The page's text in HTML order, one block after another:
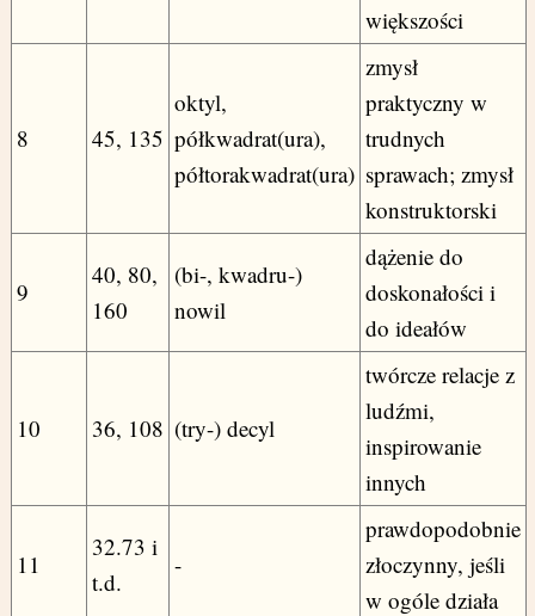
większości
8 45, 135
oktyl,
półkwadrat(ura),
półtorakwadrat(ura)
zmysł
praktyczny w
trudnych
sprawach; zmysł
konstruktorski
9
40, 80,
160
(bi-, kwadru-)
nowil
dążenie do
doskonałości i
do ideałów
10 36, 108 (try-) decyl
twórcze relacje z
ludźmi,
inspirowanie
innych
11
32.73 i
t.d.
-
prawdopodobnie
złoczynny, jeśli
w ogóle działa